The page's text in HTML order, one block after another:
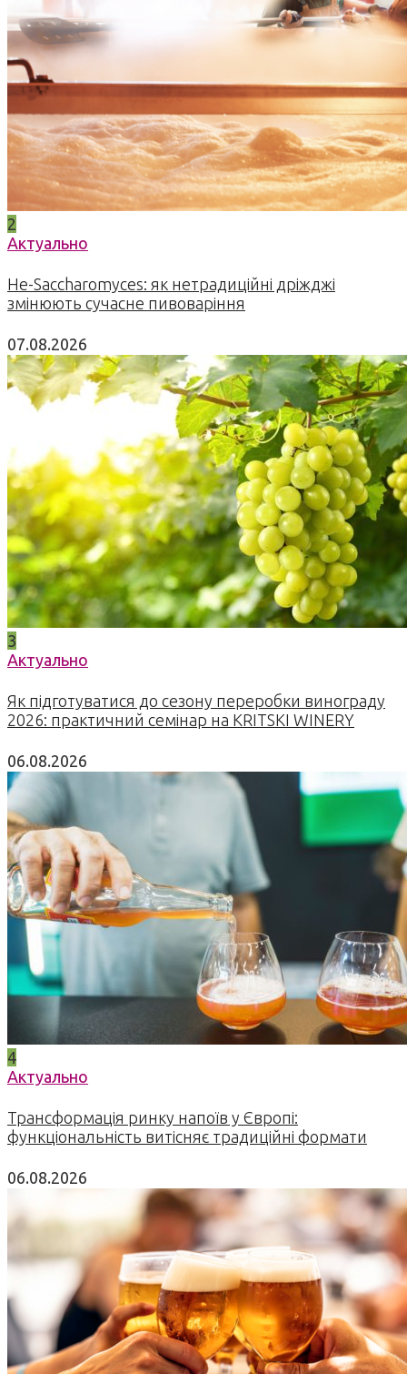
2
Актуально
Не-Saccharomyces: як нетрадиційні дріжджі
змінюють сучасне пивоваріння
07.08.2026
3
Актуально
Як підготуватися до сезону переробки винограду
2026: практичний семінар на KRITSKI WINERY
06.08.2026
4
Актуально
Трансформація ринку напоїв у Європі:
функціональність витісняє традиційні формати
06.08.2026